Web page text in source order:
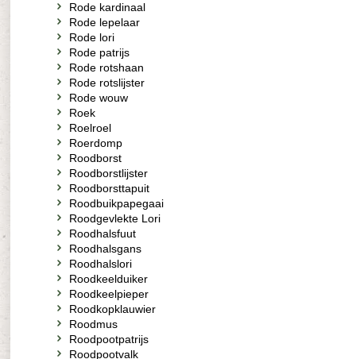
Rode kardinaal
Rode lepelaar
Rode lori
Rode patrijs
Rode rotshaan
Rode rotslijster
Rode wouw
Roek
Roelroel
Roerdomp
Roodborst
Roodborstlijster
Roodborsttapuit
Roodbuikpapegaai
Roodgevlekte Lori
Roodhalsfuut
Roodhalsgans
Roodhalslori
Roodkeelduiker
Roodkeelpieper
Roodkopklauwier
Roodmus
Roodpootpatrijs
Roodpootvalk